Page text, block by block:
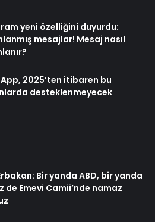
yeni özelliğini duyurdu:
mesajlar! Mesaj nasıl
2025’ten itibaren bu
desteklenmeyecek
Bir yanda ABD, bir yanda
de Emevi Camii’nde namaz